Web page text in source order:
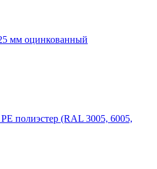
мм оцинкованный
полиэстер (RAL 3005, 6005,